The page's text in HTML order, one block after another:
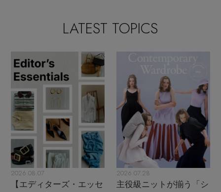
LATEST TOPICS
2026.08.07
【エディターズ・エッセ
2026.07.28
主役級ニットが揃う「シ